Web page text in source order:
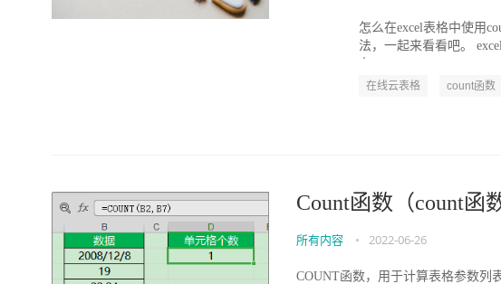
怎么在excel表格中使用
法，一起来看看吧。
在线云表格 count函数
Count函数（count函
所有内容 • 2022-06-26
COUNT函数，用于计算表格参数列